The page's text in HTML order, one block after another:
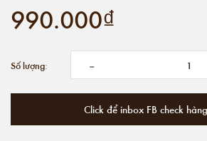
990.000₫
Số lượng: -
Click để inbox FB check